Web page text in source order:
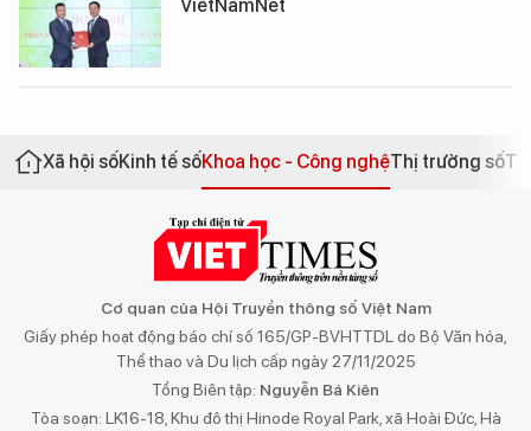
VietNamNet
Xã hội sốKinh tế sốKhoa học - Công nghệThị trường số
Cơ quan của Hội Truyền thông số Việt Nam
Giấy phép hoạt động báo chí số 165/GP-BVHTTDL do Bộ Văn hóa,
Thể thao và Du lịch cấp ngày 27/11/2025
Tổng Biên tập: Nguyễn Bá Kiên
Tòa soạn: LK16-18, Khu đô thị Hinode Royal Park, xã Hoài Đức, Hà